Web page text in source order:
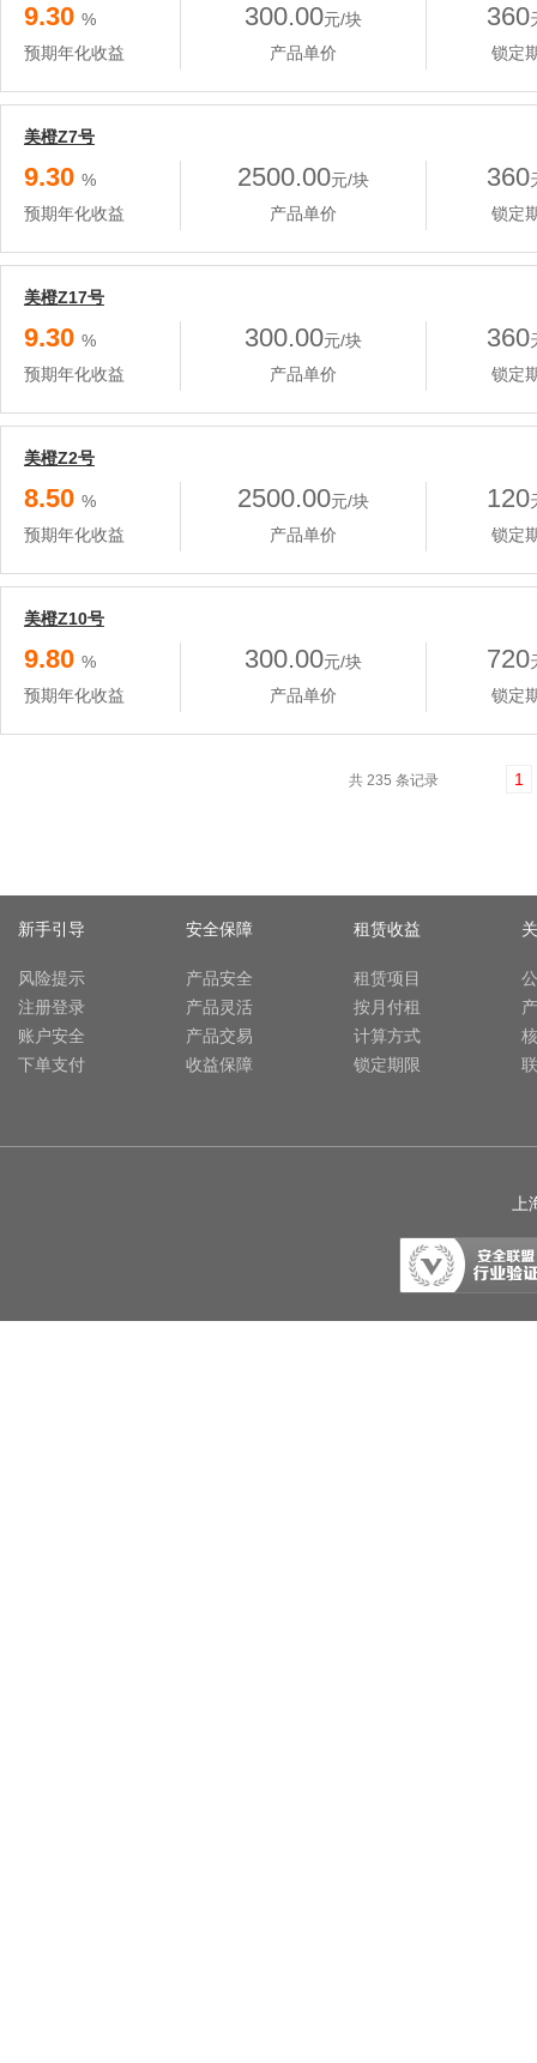
9.30 %
预期年化收益
300.00元/块
产品单价
360
锁定
美橙Z7号
9.30 %
预期年化收益
2500.00元/块
产品单价
360
锁定
美橙Z17号
9.30 %
预期年化收益
300.00元/块
产品单价
360
锁定
美橙Z2号
8.50 %
预期年化收益
2500.00元/块
产品单价
120
锁定
美橙Z10号
9.80 %
预期年化收益
300.00元/块
产品单价
720
锁定
共 235 条记录 1
新手引导
风险提示
注册登录
账户安全
下单支付
安全保障
产品安全
产品灵活
产品交易
收益保障
租赁收益
租赁项目
按月付租
计算方式
锁定期限